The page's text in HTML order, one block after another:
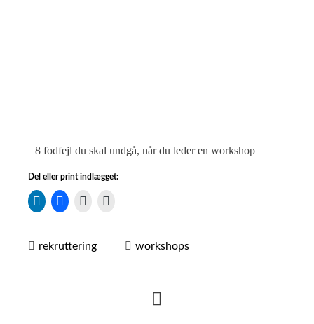
8 fodfejl du skal undgå, når du leder en workshop
Del eller print indlægget:
rekruttering workshops